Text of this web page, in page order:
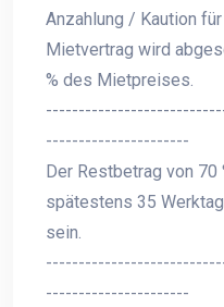
Anzahlung / Kaution
Mietvertrag wird
% des Mietpreises.
----------------------
Der Restbetrag von
spätestens 35
sein.
----------------------